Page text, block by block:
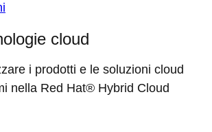
cloud
i prodotti e le soluzioni cloud
nella Red Hat® Hybrid Cloud